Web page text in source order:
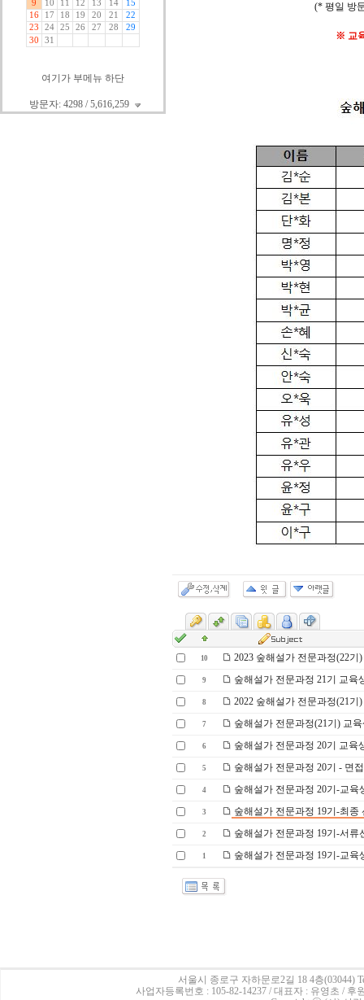
여기가 부메뉴 하단
방문자: 4298 / 5,616,259
(* 평일 방
※ 교
10 2023 숲해설가 전문과정(22
9 숲해설가 전문과정 21기 교육
8 2022 숲해설가 전문과정(21
7 숲해설가 전문과정(21기) 교
6 숲해설가 전문과정 20기 교육
5 숲해설가 전문과정 20기 - 면
4 숲해설가 전문과정 20기-교육
3 숲해설가 전문과정 19기-최종
2 숲해설가 전문과정 19기-서류
1 숲해설가 전문과정 19기-교육
서울시 종로구 자하문로2길 18 4층(03044)
사업자등록번호 : 105-82-14237 / 대표자 : 유영초 /